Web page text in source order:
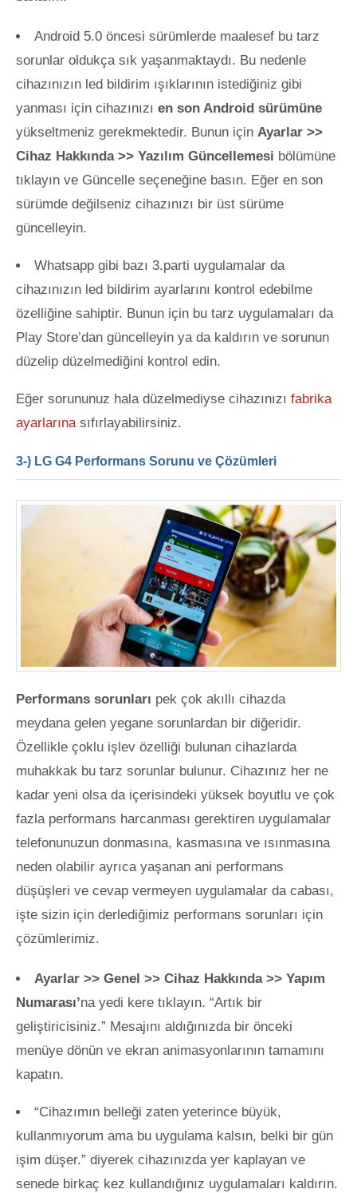
Android 5.0 öncesi sürümlerde maalesef bu tarz
sorunlar oldukça sık yaşanmaktaydı. Bu nedenle
cihazınızın led bildirim ışıklarının istediğiniz gibi
yanması için cihazınızı en son Android sürümüne
yükseltmeniz gerekmektedir. Bunun için Ayarlar >>
Cihaz Hakkında >> Yazılım Güncellemesi bölümüne
tıklayın ve Güncelle seçeneğine basın. Eğer en son
sürümde değilseniz cihazınızı bir üst sürüme
güncelleyin.
Whatsapp gibi bazı 3.parti uygulamalar da
cihazınızın led bildirim ayarlarını kontrol edebilme
özelliğine sahiptir. Bunun için bu tarz uygulamaları da
Play Store’dan güncelleyin ya da kaldırın ve sorunun
düzelip düzelmediğini kontrol edin.
Eğer sorununuz hala düzelmediyse cihazınızı fabrika
ayarlarına sıfırlayabilirsiniz.
3-) LG G4 Performans Sorunu ve Çözümleri
Performans sorunları pek çok akıllı cihazda
meydana gelen yegane sorunlardan bir diğeridir.
Özellikle çoklu işlev özelliği bulunan cihazlarda
muhakkak bu tarz sorunlar bulunur. Cihazınız her ne
kadar yeni olsa da içerisindeki yüksek boyutlu ve çok
fazla performans harcanması gerektiren uygulamalar
telefonunuzun donmasına, kasmasına ve ısınmasına
neden olabilir ayrıca yaşanan ani performans
düşüşleri ve cevap vermeyen uygulamalar da cabası,
işte sizin için derlediğimiz performans sorunları için
çözümlerimiz.
Ayarlar >> Genel >> Cihaz Hakkında >> Yapım
Numarası’na yedi kere tıklayın. “Artık bir
geliştiricisiniz.” Mesajını aldığınızda bir önceki
menüye dönün ve ekran animasyonlarının tamamını
kapatın.
“Cihazımın belleği zaten yeterince büyük,
kullanmıyorum ama bu uygulama kalsın, belki bir gün
işim düşer.” diyerek cihazınızda yer kaplayan ve
senede birkaç kez kullandığınız uygulamaları kaldırın.